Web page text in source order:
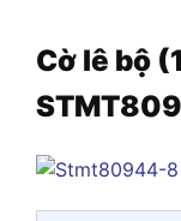
Cờ lê bộ